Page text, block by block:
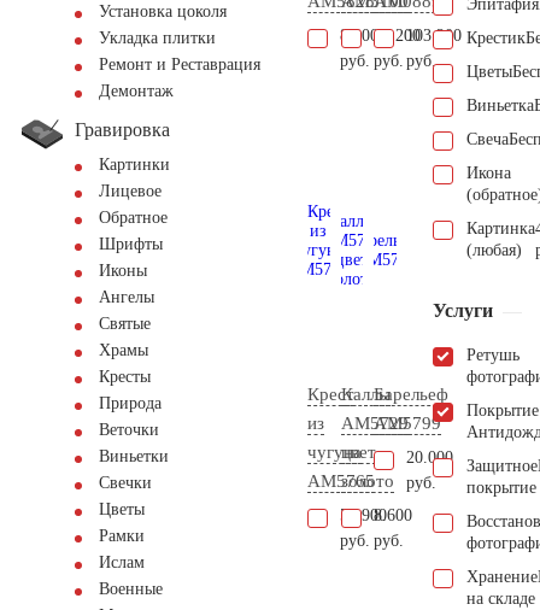
Установка цоколя
Укладка плитки
Ремонт и Реставрация
Демонтаж
Гравировка
Картинки
Лицевое
Обратное
Шрифты
Иконы
Ангелы
Святые
Храмы
Кресты
Природа
Веточки
Виньетки
Свечки
Цветы
Рамки
Ислам
Военные
8.200
руб.
14.200
руб.
103.200
руб.
Крест
из
чугуна
AM5765
59.900
руб.
Каллы
AM5729
цвет
золото
8.600
руб.
Барельеф
AM5799
20.000
руб.
Эпитафия
Крестик
Цветы
Виньетка
Свеча
Икона
Картинка
(любая)
Услуги
Ретушь
Покрытие
Защитное
покрытие
Хранение
на складе